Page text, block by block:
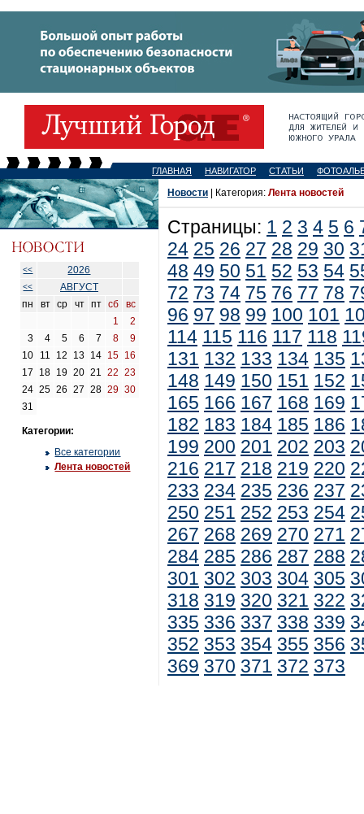
ГЛАВНАЯ НАВИГАТОР СТАТЬИ
<< 2026
<<
АВГУСТ
пн
вт ср чт пт сб
вс
1
2
3
4 5 6 7 8
9
10
11 12 13 14 15 16
17
18 19 20 21 22
23
24 25 26 27 28 29 30
31
Категории:
Все категории
Лента новостей
Новости | Категория: Лента новостей
Страницы: 1 2 3 4 5 6
24 25 26 27 28 29 30
48 49 50 51 52 53 54
72 73 74 75 76 77 78
96 97 98 99 100 101
114 115 116 117 118
131 132 133 134 135
148 149 150 151 152
165 166 167 168 169
182 183 184 185 186
199 200 201 202 203
216 217 218 219 220
233 234 235 236 237
250 251 252 253 254
267 268 269 270 271
284 285 286 287 288
301 302 303 304 305
318 319 320 321 322
335 336 337 338 339
352 353 354 355 356
369 370 371 372 373